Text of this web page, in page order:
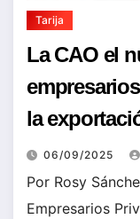
Tarija
La CAO el
la
06/09/2025
Por Rosy
Empresarios